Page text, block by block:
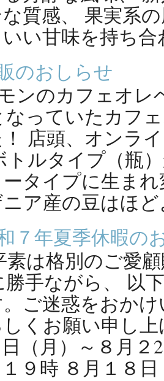
な質感、 果実系
い甘味を持ち合
のおしらせ
ンのカフェオレ
なっていたカフ
！ 店頭、オンラ
トルタイプ（瓶
タイプに生ま
ア産の豆はほ
７年夏季休暇の
素は格別のご愛
勝手ながら、 以
ご迷惑をおか
くお願い申し
日（月）～８月
９時 ８月１８